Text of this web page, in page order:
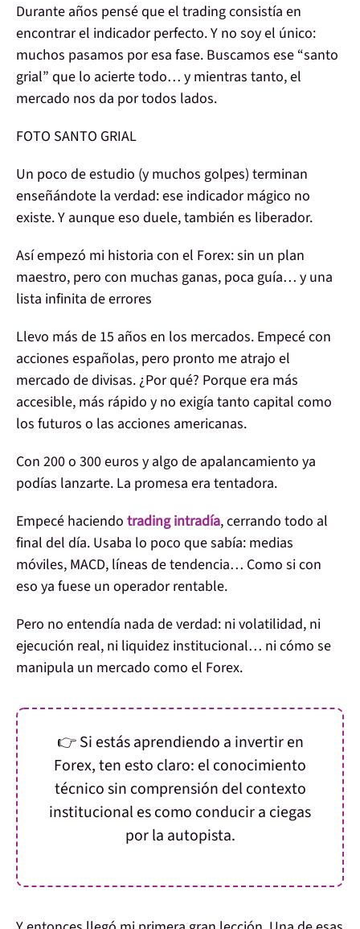
Durante años pensé que el trading consistía en
encontrarel indicador perfecto. Y no soy el único:
muchos pasamos por esa fase. Buscamos ese “santo
grial” que lo acierte todo… y mientras tanto, el
mercado nos da por todos lados.
FOTO SANTO GRIAL
Un poco de estudio (y muchos golpes) terminan
enseñándote la verdad:ese indicador mágico no
existe. Y aunque eso duele, también es liberador.
Así empezó mi historia con el Forex:sin un plan
maestro, pero con muchas ganas, poca guía… y una
lista infinita de errores
Llevo más de 15 años en los mercados. Empecé con
acciones españolas, pero pronto me atrajo el
mercado de divisas. ¿Por qué? Porque era más
accesible, más rápido y no exigía tanto capital como
los futuros o las acciones americanas.
Con 200 o 300 euros y algo de apalancamiento ya
podías lanzarte. La promesa era tentadora.
Empecé haciendo trading intradía, cerrando todo al
final del día. Usaba lo poco que sabía: medias
móviles, MACD, líneas de tendencia… Como si con
eso ya fuese un operador rentable.
Pero no entendía nada de verdad: ni volatilidad, ni
ejecución real, ni liquidez institucional… ni cómo se
manipula un mercado como el Forex.
👉 Si estás aprendiendo a invertir en
Forex, ten esto claro: el conocimiento
técnico sin comprensión del contexto
institucional es como conducir a ciegas
por la autopista.